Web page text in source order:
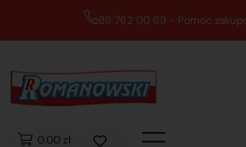
89 762 00 69 - Pomoc
0,00 zł